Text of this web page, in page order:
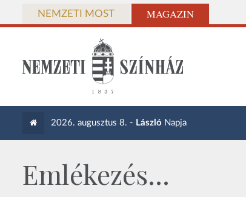
NEMZETI MOST MAGAZIN
2026. augusztus 8. - László Napja
Emlékezés...